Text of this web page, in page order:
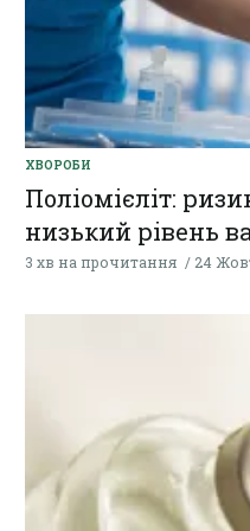
ХВОРОБИ
Поліомієліт:
низький рівень
3 хв на прочитання 24